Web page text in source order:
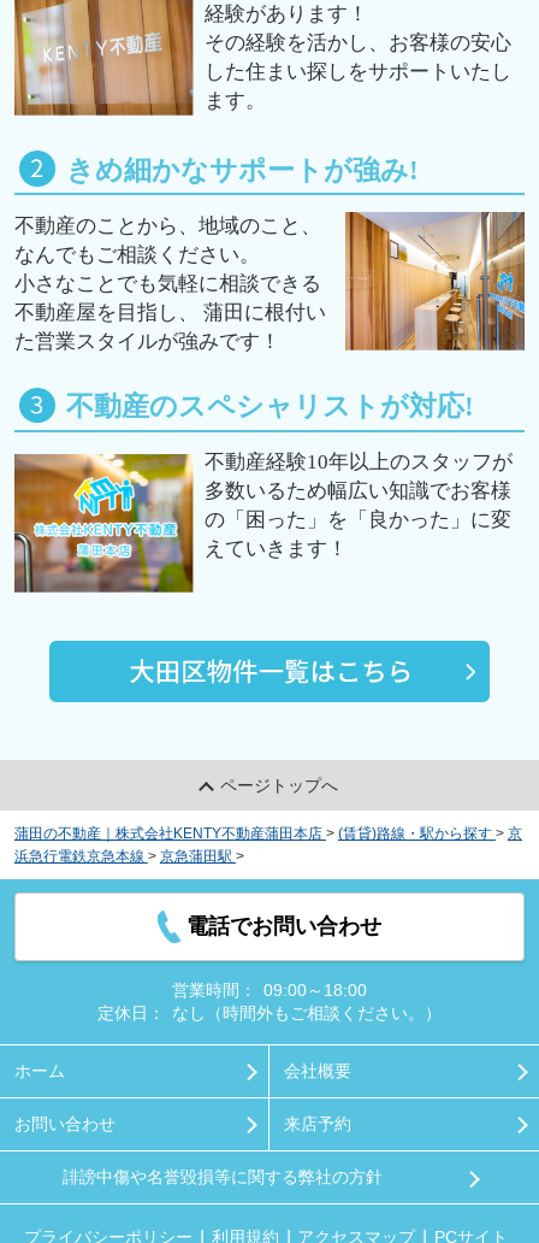
経験があります！
その経験を活かし、お客様の安心
した住まい探しをサポートいたし
ます。
きめ細かなサポートが強み!
不動産のことから、地域のこと、
なんでもご相談ください。
小さなことでも気軽に相談できる
不動産屋を目指し、 蒲田に根付い
た営業スタイルが強みです！
不動産のスペシャリストが対応!
不動産経験10年以上のスタッフが
多数いるため幅広い知識でお客様
の「困った」を「良かった」に変
えていきます！
ページトップへ
蒲田の不動産｜株式会社KENTY不動産蒲田本店 > (賃貸)路線・駅から探す > 京
浜急行電鉄京急本線 > 京急蒲田駅 >
電話でお問い合わせ
営業時間：
09:00～18:00
定休日：
なし（時間外もご相談ください。）
ホーム 会社概要
お問い合わせ 来店予約
誹謗中傷や名誉毀損等に関する弊社の方針
プライバシーポリシー 利用規約 アクセスマップ PCサイト